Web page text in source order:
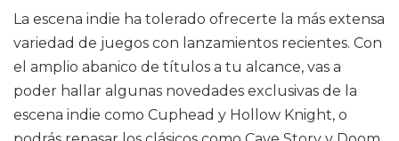
La escena indie ha tolerado ofrecerte la más extensa
variedad de juegos con lanzamientos recientes. Con
el amplio abanico de títulos a tu alcance, vas a
poder hallar algunas novedades exclusivas de la
escena indie como Cuphead y Hollow Knight, o